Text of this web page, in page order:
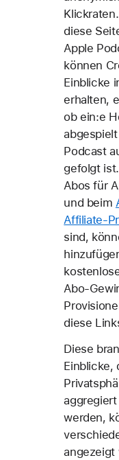
diese
Apple
können
Einblicke
erhalten,
ob ein:e
Podcast
gefolgt
Abos für
und beim
Affiliate-
sind,
Abo-
diese
Diese
Einblicke,
werden,
angezeigt